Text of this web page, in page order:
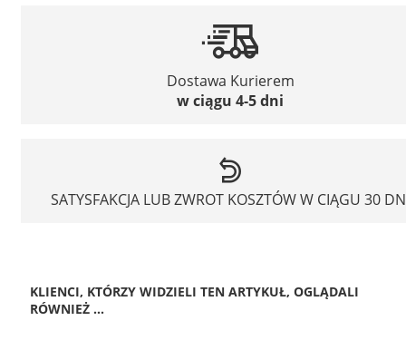
Dostawa Kurierem
w ciągu 4-5 dni
SATYSFAKCJA LUB ZWROT KOSZTÓW W CIĄGU 30
KLIENCI, KTÓRZY WIDZIELI TEN ARTYKUŁ, OGLĄDALI
RÓWNIEŻ ...